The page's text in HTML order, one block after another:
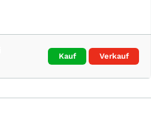
Kauf Verkauf